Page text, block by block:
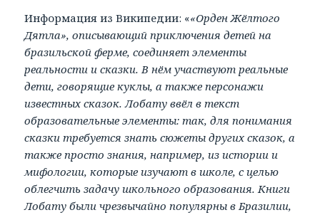
Информация из Википедии: ««Орден Жёлтого
Дятла», описывающий приключения детей на
бразильской ферме, соединяет элементы
реальности и сказки. В нём участвуют реальные
дети, говорящие куклы, а также персонажи
известных сказок. Лобату ввёл в текст
образовательные элементы: так, для понимания
сказки требуется знать сюжеты других сказок, а
также просто знания, например, из истории и
мифологии, которые изучают в школе, с целью
облегчить задачу школьного образования. Книги
Лобату были чрезвычайно популярны в Бразилии,